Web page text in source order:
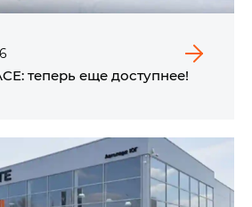
теперь еще доступнее!